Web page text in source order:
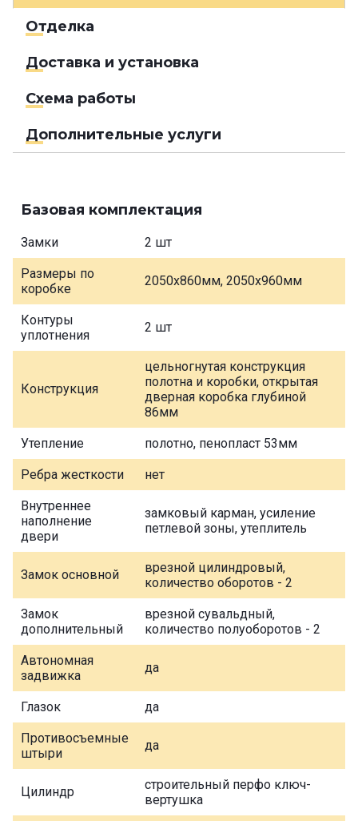
Отделка
Доставка и установка
Схема работы
Дополнительные услуги
Базовая комплектация
Замки 2 шт
Размеры по
коробке
2050х860мм, 2050х960мм
Контуры
уплотнения
2 шт
Конструкция
цельногнутая конструкция
полотна и коробки, открытая
дверная коробка глубиной
86мм
Утепление полотно, пенопласт 53мм
Ребра жесткости нет
Внутреннее
наполнение
двери
замковый карман, усиление
петлевой зоны, утеплитель
Замок основной
врезной цилиндровый,
количество оборотов - 2
Замок
дополнительный
врезной сувальдный,
количество полуоборотов - 2
Автономная
задвижка
да
Глазок да
Противосъемные
штыри
да
Цилиндр
строительный перфо ключ-
вертушка